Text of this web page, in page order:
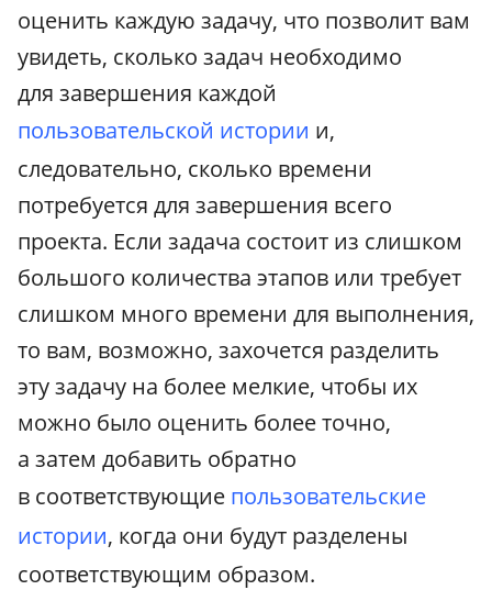
оценить каждую задачу, что позволит вам
увидеть, сколько задач необходимо
для завершения каждой
пользовательской истории и,
следовательно, сколько времени
потребуется для завершения всего
проекта. Если задача состоит из слишком
большого количества этапов или требует
слишком много времени для выполнения,
то вам, возможно, захочется разделить
эту задачу на более мелкие, чтобы их
можно было оценить более точно,
а затем добавить обратно
в соответствующие пользовательские
истории, когда они будут разделены
соответствующим образом.